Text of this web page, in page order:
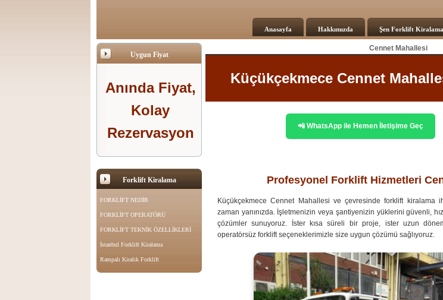
Anasayfa Hakkımızda Şen Forklift Kiralama
Uygun Fiyat
Anında Fiyat,
Kolay
Rezervasyon
Forklift Kiralama
FORKLİFT NEDİR
FORKLİFT OPERATÖRÜ
FORKLİFT TEKNİK ÖZELLİKLERİ
İstanbul Forklift Kiralama
Rampalı Kiralık Forklift
Cennet Mahallesi
Küçükçekmece Cennet
📲 WhatsApp ile Hemen İletişime Geç
Profesyonel Forklift Hizmetleri
Küçükçekmece Cennet Mahallesi ve çevresinde forklift kiralama
zaman yanınızda. İşletmenizin veya şantiyenizin yüklerini güvenli,
çözümler sunuyoruz. İster kısa süreli bir proje, ister uzun
operatörsüz forklift seçeneklerimizle size uygun çözümü sağlıyoruz.